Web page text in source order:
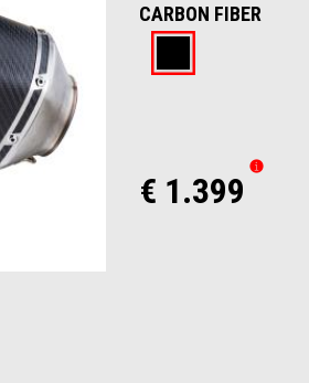
CARBON FIBER
€ 1.399